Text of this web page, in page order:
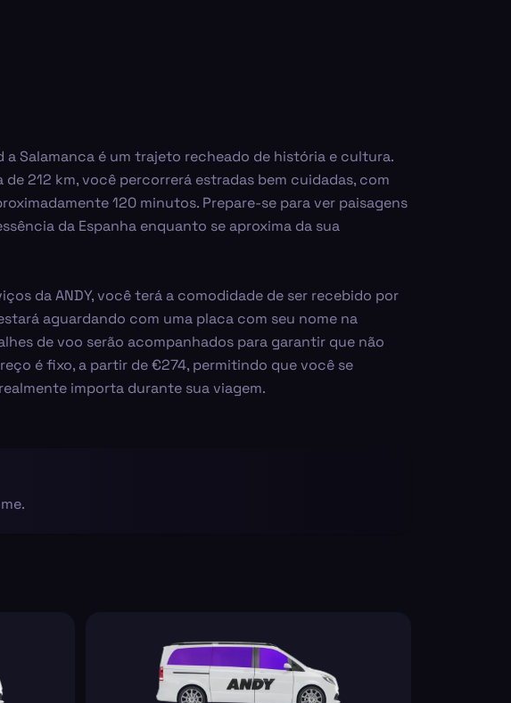
a Salamanca é um trajeto recheado de história e cultura.
212 km, você percorrerá estradas bem cuidadas, com
120 minutos. Prepare-se para ver paisagens
da Espanha enquanto se aproxima da sua
da ANDY, você terá a comodidade de ser recebido por
aguardando com uma placa com seu nome na
de voo serão acompanhados para garantir que não
é fixo, a partir de €274, permitindo que você se
importa durante sua viagem.